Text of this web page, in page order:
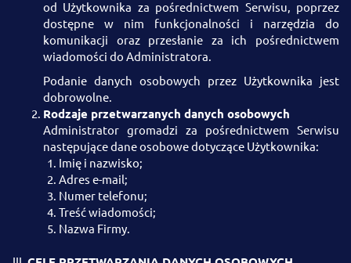
od Użytkownika za pośrednictwem Serwisu, poprzez
dostępne w nim funkcjonalności i narzędzia do
komunikacji oraz przesłanie za ich pośrednictwem
wiadomości do Administratora.
Podanie danych osobowych przez Użytkownika jest
dobrowolne.
Rodzaje przetwarzanych danych osobowych
Administrator gromadzi za pośrednictwem Serwisu
następujące dane osobowe dotyczące Użytkownika:
Imię i nazwisko;
Adres e-mail;
Numer telefonu;
Treść wiadomości;
Nazwa Firmy.